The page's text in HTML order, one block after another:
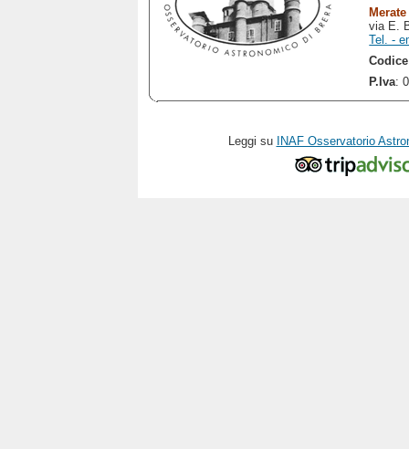
Merate
via E.
Tel. -
P.Iva:
Leggi su INAF Osservatorio